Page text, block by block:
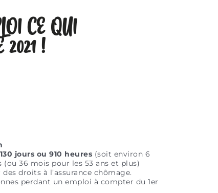
CE QUI
2021 !
jours ou 910 heures (soit environ 6
36 mois pour les 53 ans et plus)
droits à l’assurance chômage.
perdant un emploi à compter du 1er